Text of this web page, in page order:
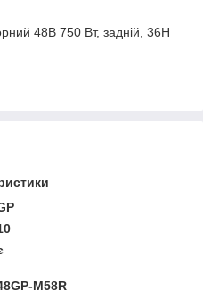
48В 750 Вт, задній, 36H
M58R